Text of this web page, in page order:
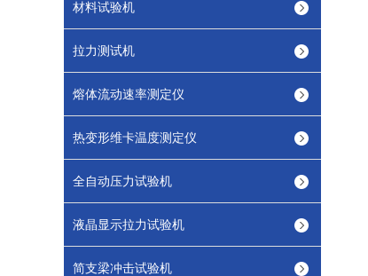
材料试验机
拉力测试机
熔体流动速率测定仪
热变形维卡温度测定仪
全自动压力试验机
液晶显示拉力试验机
简支梁冲击试验机